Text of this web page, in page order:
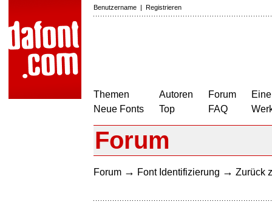
Benutzername | Registrieren
Themen
Neue Fonts
Autoren
Top
Forum
FAQ
Forum
Forum → Font Identifizierung → Zurück